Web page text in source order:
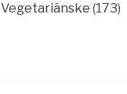
Vegetariánske (173)